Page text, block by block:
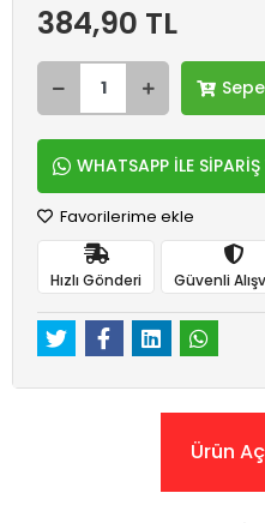
384,90 TL
WHATSAPP İLE SİPARİŞ
Favorilerime ekle
Hızlı Gönderi Güvenli
Ürün